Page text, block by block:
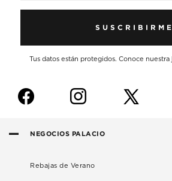
SUSCRIBIRME
Tus datos están protegidos. Conoce nuestra
f i
NEGOCIOS PALACIO
Rebajas de Verano